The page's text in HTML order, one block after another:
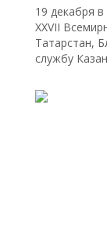
19 декабря
XXVII
Татарстан,
службу